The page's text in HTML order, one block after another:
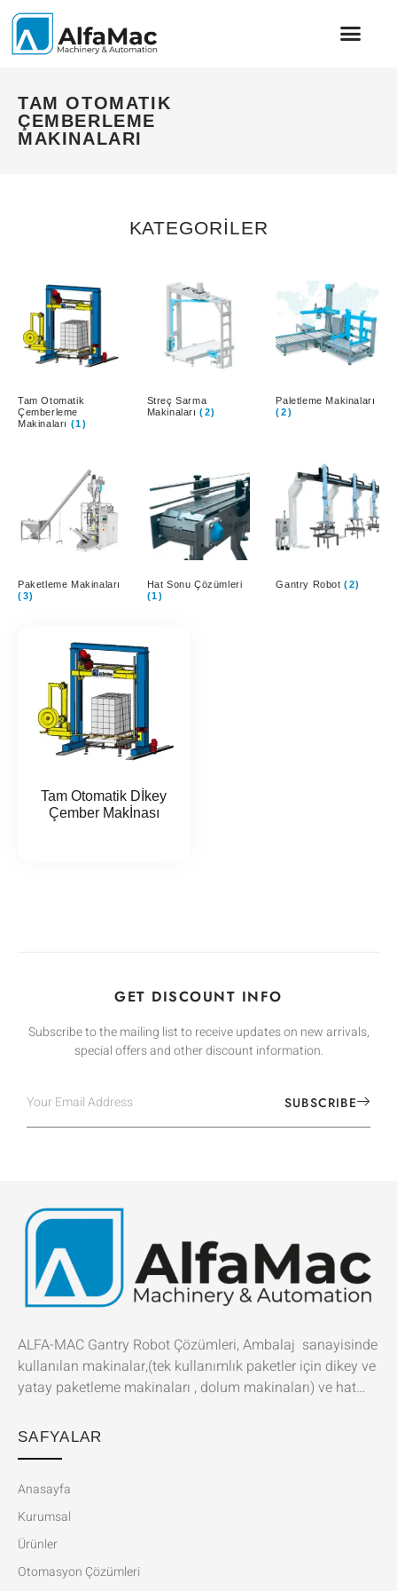
TAM OTOMATIK
ÇEMBERLEME
MAKINALARI
Tam Otomatik Dİkey
Çember Makİnası
KATEGORİLER
Tam Otomatik
Çemberleme
Makinaları (1)
Streç Sarma
Makinaları(2)
Paletleme Makinaları
(2)
Paketleme Makinaları
(3)
Hat Sonu Çözümleri
(1)
Gantry Robot(2)
GET DISCOUNT INFO
Subscribe to the mailing list to receive updates on new arrivals,
special offers and other discount information.
SUBSCRIBE
ALFA-MAC Gantry Robot Çözümleri, Ambalaj sanayisinde
kullanılan makinalar,(tek kullanımlık paketler için dikey ve
yatay paketleme makinaları , dolum makinaları) ve hat…
SAFYALAR
Anasayfa
Kurumsal
Ürünler
Otomasyon Çözümleri